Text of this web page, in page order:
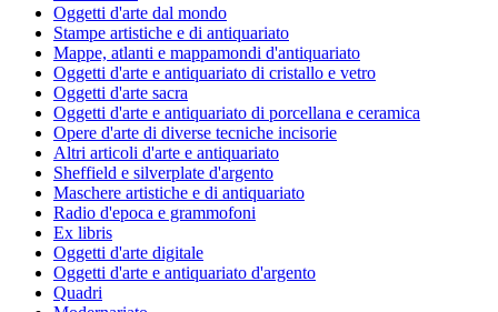
Oggetti d'arte dal mondo
Stampe artistiche e di antiquariato
Mappe, atlanti e mappamondi d'antiquariato
Oggetti d'arte e antiquariato di cristallo e vetro
Oggetti d'arte sacra
Oggetti d'arte e antiquariato di porcellana e ceramica
Opere d'arte di diverse tecniche incisorie
Altri articoli d'arte e antiquariato
Sheffield e silverplate d'argento
Maschere artistiche e di antiquariato
Radio d'epoca e grammofoni
Ex libris
Oggetti d'arte digitale
Oggetti d'arte e antiquariato d'argento
Quadri